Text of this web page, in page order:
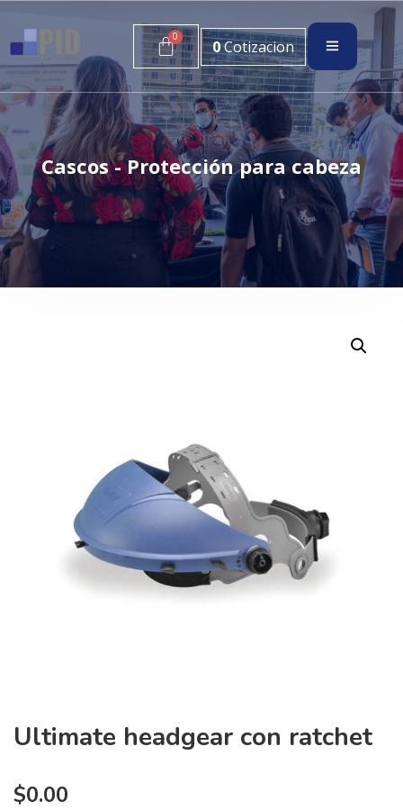
0Cotizacion
Cascos - Protección para cabeza
Ultimate headgear con ratchet
$0.00